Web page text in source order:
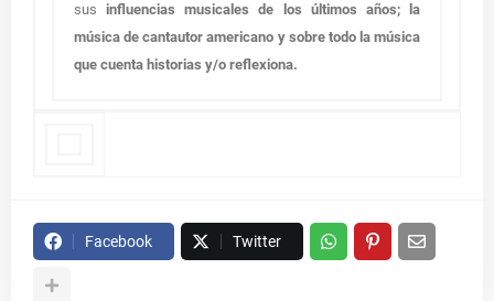
susinfluencias musicales de los últimos años; la
música de cantautor americano y sobre todo la música
que cuenta historias y/o reflexiona.
Facebook Twitter